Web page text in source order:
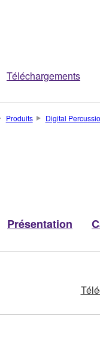
Téléchargements
Produits Digital
Présentation